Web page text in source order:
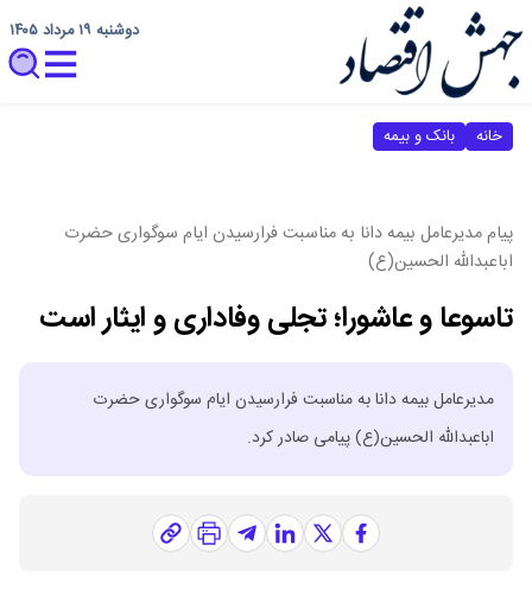
دوشنبه ۱۹ مرداد ۱۴۰۵
خانه بانک و بیمه
پیام مدیرعامل بیمه دانا به مناسبت فرارسیدن ایام سوگواری حضرت
اباعبدالله الحسین(ع)
تاسوعا و عاشورا؛ تجلی وفاداری و ایثار است
مدیرعامل بیمه دانا به مناسبت فرارسیدن ایام سوگواری حضرت
اباعبدالله الحسین(ع) پیامی صادر کرد.